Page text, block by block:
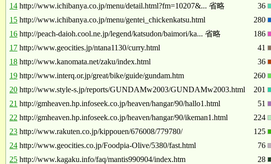
14 http://www.ichibanya.co.jp/menu/detail.html?fm=10207&... 省略 36
15 http://www.ichibanya.co.jp/menu/gentei_chickenkatsu.html 280
16 http://peach-daioh.cool.ne.jp/legend/katsudon/baimori/ka... 省略 186
17 http://www.geocities.jp/ntana1130/curry.html 41
18 http://www.kanomata.net/zaku/index.html 36
19 http://www.interq.or.jp/great/bike/guide/gundam.htm 260
20 http://www.style-s.jp/reports/GUNDAMw2003/GUNDAMw2003.html 201
21 http://gmheaven.hp.infoseek.co.jp/heaven/hangar/90/hallo1.html 51
22 http://gmheaven.hp.infoseek.co.jp/heaven/hangar/90/ikeman1.html 224
23 http://www.rakuten.co.jp/kippouen/676008/779780/ 125
24 http://www.geocities.co.jp/Foodpia-Olive/5380/fast.html 76
25 http://www.kagaku.info/faq/mantis990904/index.htm 28